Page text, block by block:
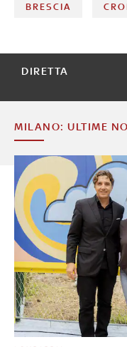
BRESCIA
DIRETTA
MILANO: ULTIME